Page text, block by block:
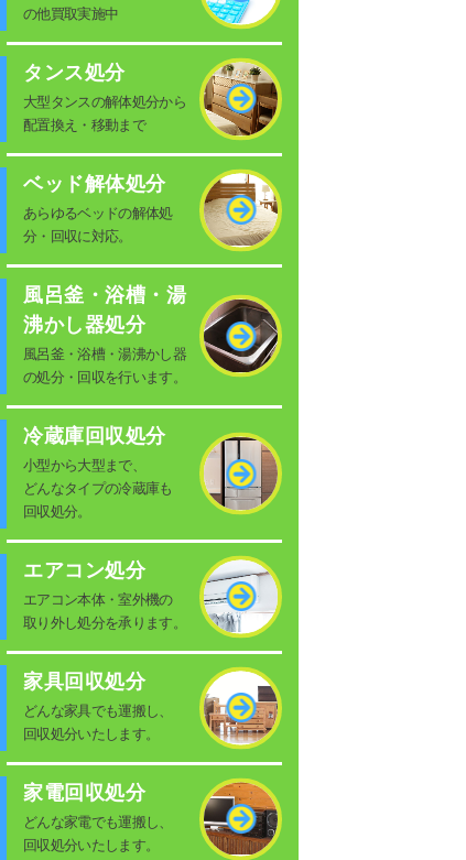
の他買取実施中
タンス処分
大型タンスの解体処分から
配置換え・移動まで
ベッド解体処分
あらゆるベッドの解体処
分・回収に対応。
風呂釜・浴槽・湯
沸かし器処分
風呂釜・浴槽・湯沸かし器
の処分・回収を行います。
冷蔵庫回収処分
小型から大型まで、
どんなタイプの冷蔵庫も
回収処分。
エアコン処分
エアコン本体・室外機の
取り外し処分を承ります。
家具回収処分
どんな家具でも運搬し、
回収処分いたします。
家電回収処分
どんな家電でも運搬し、
回収処分いたします。